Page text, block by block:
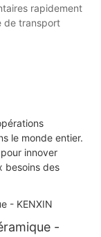
rapidement
de transport
le monde entier.
innover
besoins des
-